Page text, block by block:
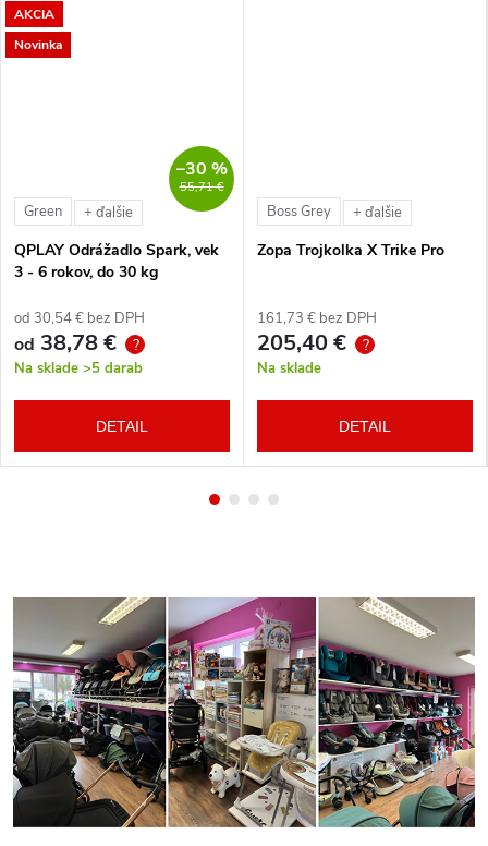
AKCIA
Novinka
55,71 €
–30 %
Green + ďalšie
QPLAY Odrážadlo Spark, vek
3 - 6 rokov, do 30 kg
od 30,54 € bez DPH
od 38,78 € ?
Na sklade >5 darab
DETAIL
Boss Grey + ďalšie
Zopa Trojkolka X Trike Pro
161,73 € bez DPH
205,40 € ?
Na sklade
DETAIL